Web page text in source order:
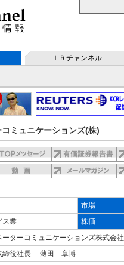
ＩＲチャンネル
ミュニケーションズ(株)
市場
ス業 株価
ーターコミュニケーションズ株式会社
締役社長 薄田 章博